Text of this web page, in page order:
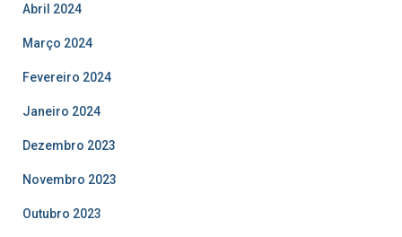
Abril 2024
Março 2024
Fevereiro 2024
Janeiro 2024
Dezembro 2023
Novembro 2023
Outubro 2023